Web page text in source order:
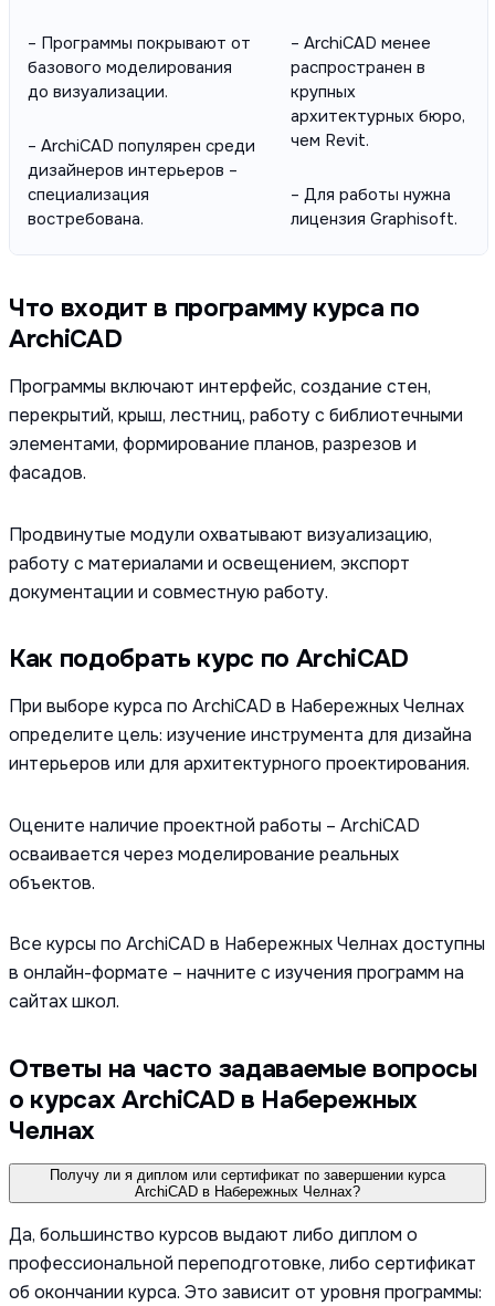
– Программы покрывают от
базового моделирования
до визуализации.
– ArchiCAD популярен среди
дизайнеров интерьеров –
специализация
востребована.
– ArchiCAD менее
распространен в
крупных
архитектурных бюро,
чем Revit.
– Для работы нужна
лицензия Graphisoft.
Что входит в программу курса по
ArchiCAD
Программы включают интерфейс, создание стен,
перекрытий, крыш, лестниц, работу с библиотечными
элементами, формирование планов, разрезов и
фасадов.
Продвинутые модули охватывают визуализацию,
работу с материалами и освещением, экспорт
документации и совместную работу.
Как подобрать курс по ArchiCAD
При выборе курса по ArchiCAD в Набережных Челнах
определите цель: изучение инструмента для дизайна
интерьеров или для архитектурного проектирования.
Оцените наличие проектной работы – ArchiCAD
осваивается через моделирование реальных
объектов.
Все курсы по ArchiCAD в Набережных Челнах доступны
в онлайн-формате – начните с изучения программ на
сайтах школ.
Ответы на часто задаваемые вопросы
о курсах ArchiCAD в Набережных
Челнах
Получу ли я диплом или сертификат по завершении курса
ArchiCAD в Набережных Челнах?
Да, большинство курсов выдают либо диплом о
профессиональной переподготовке, либо сертификат
об окончании курса. Это зависит от уровня программы: